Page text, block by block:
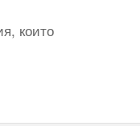
които